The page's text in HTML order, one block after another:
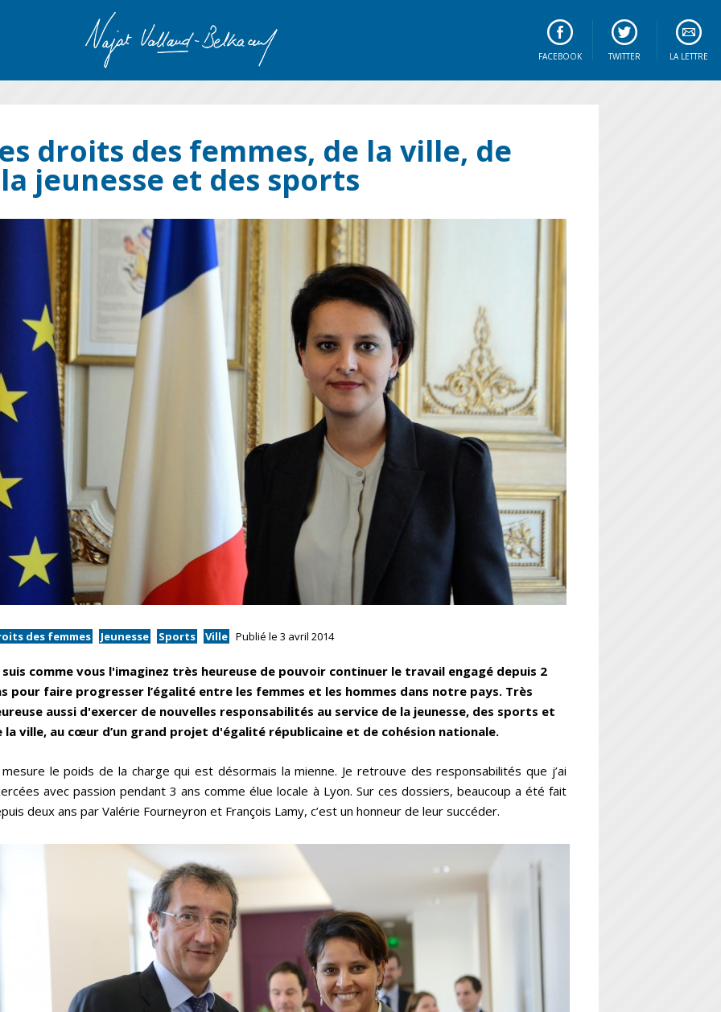
LA LETTRE
TWITTER
FACEBOOK
droits des femmes, de la ville, de
la jeunesse et des sports
des femmes Jeunesse Sports Ville Publié le 3 avril 2014
suis comme vous l'imaginez très heureuse de pouvoir continuer le travail engagé depuis 2
pour faire progresser l’égalité entre les femmes et les hommes dans notre pays. Très
aussi d'exercer de nouvelles responsabilités au service de la jeunesse, des sports et
la ville, au cœur d’un grand projet d'égalité républicaine et de cohésion nationale.
mesure le poids de la charge qui est désormais la mienne. Je retrouve des responsabilités que j’ai
avec passion pendant 3 ans comme élue locale à Lyon. Sur ces dossiers, beaucoup a été fait
deux ans par Valérie Fourneyron et François Lamy, c’est un honneur de leur succéder.